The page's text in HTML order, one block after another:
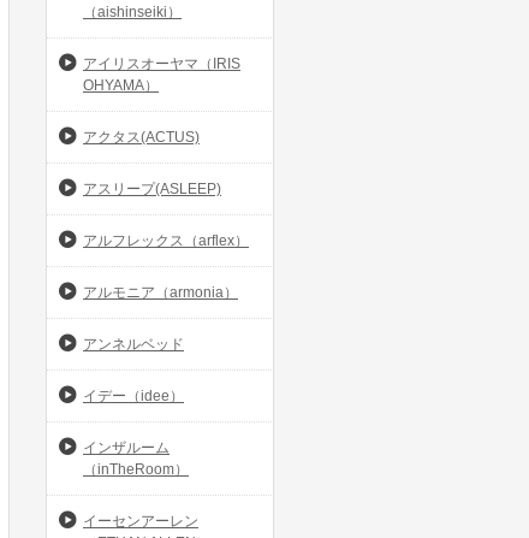
（aishinseiki）
アイリスオーヤマ（IRIS
OHYAMA）
アクタス(ACTUS)
アスリープ(ASLEEP)
アルフレックス（arflex）
アルモニア（armonia）
アンネルベッド
イデー（idee）
インザルーム
（inTheRoom）
イーセンアーレン